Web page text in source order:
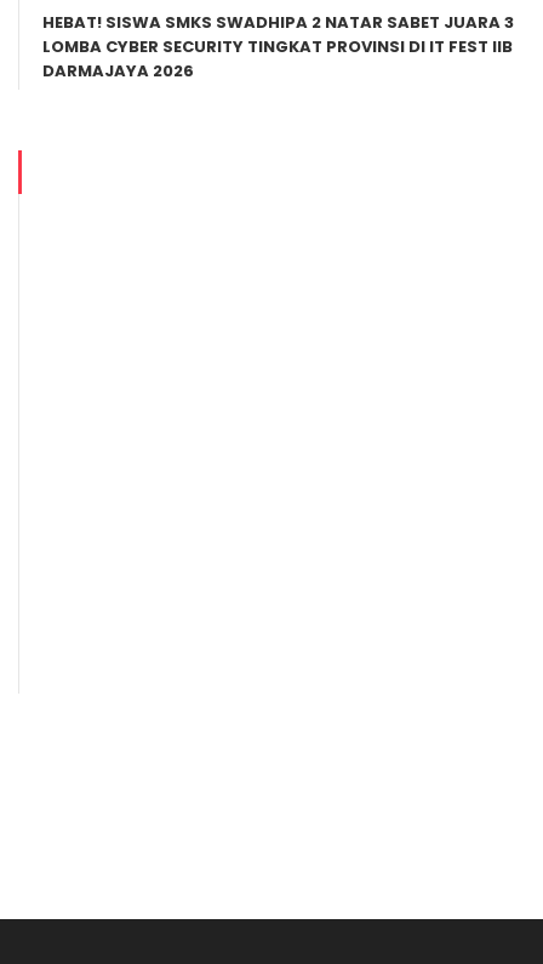
HEBAT! SISWA SMKS SWADHIPA 2 NATAR SABET JUARA 3
LOMBA CYBER SECURITY TINGKAT PROVINSI DI IT FEST IIB
DARMAJAYA 2026